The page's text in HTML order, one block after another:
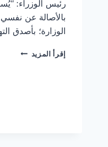
رئيس الوزراء:
بالأصالة عن نفسي
الوزارة؛ بأصدق
إقرأ المزيد رئيس